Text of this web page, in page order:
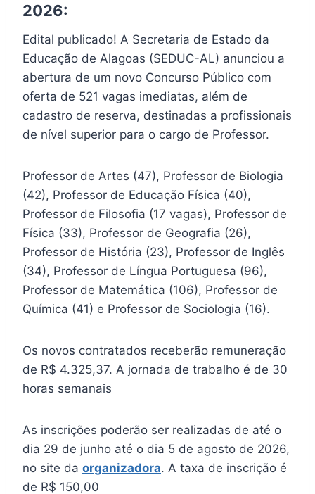
2026:
Edital publicado! A Secretaria de Estado da
Educação de Alagoas (SEDUC-AL) anunciou a
abertura de um novo Concurso Público com
oferta de 521 vagas imediatas, além de
cadastro de reserva, destinadas a profissionais
de nível superior para o cargo de Professor.
Professor de Artes (47), Professor de Biologia
(42), Professor de Educação Física (40),
Professor de Filosofia (17 vagas), Professor de
Física (33), Professor de Geografia (26),
Professor de História (23), Professor de Inglês
(34), Professor de Língua Portuguesa (96),
Professor de Matemática (106), Professor de
Química (41) e Professor de Sociologia (16).
Os novos contratados receberão remuneração
de R$ 4.325,37. A jornada de trabalho é de 30
horas semanais
As inscrições poderão ser realizadas de até o
dia 29 de junho até o dia 5 de agosto de 2026,
no site da organizadora. A taxa de inscrição é
de R$ 150,00